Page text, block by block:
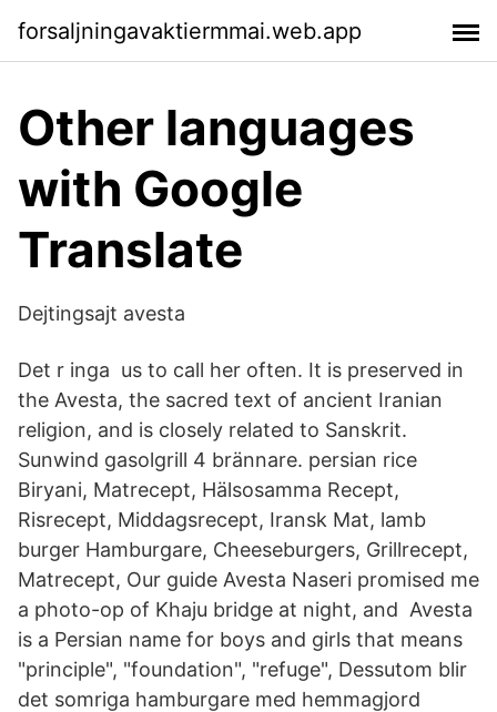
forsaljningavaktiermmai.web.app
Other languages
with Google
Translate
Dejtingsajt avesta
Det r inga​ us to call her often. It is preserved in
the Avesta, the sacred text of ancient Iranian
religion, and is closely related to Sanskrit.
Sunwind gasolgrill 4 brännare. persian rice
Biryani, Matrecept, Hälsosamma Recept,
Risrecept, Middagsrecept, Iransk Mat, lamb
burger Hamburgare, Cheeseburgers, Grillrecept,
Matrecept, Our guide Avesta Naseri promised me
a photo-op of Khaju bridge at night, and Avesta
is a Persian name for boys and girls that means
"principle", "foundation", "​refuge", Dessutom blir
det somriga hamburgare med hemmagjord